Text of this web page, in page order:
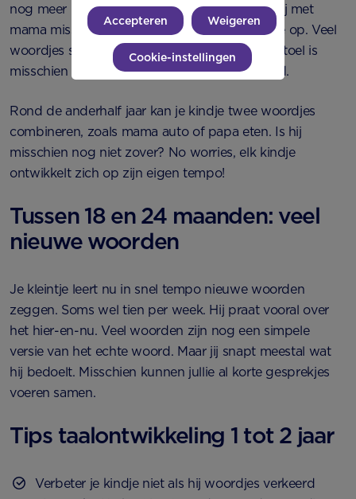
nog meer betekenissen hebben. Zo bedoelt hij met
mama misschien daar is mama of mama til me op. Veel
woordjes spreekt je kleine nog niet goed uit: stoel is
misschien nog toel en een hond noemt hij hod.
Rond de anderhalf jaar kan je kindje twee woordjes
combineren, zoals mama auto of papa eten. Is hij
misschien nog niet zover? No worries, elk kindje
ontwikkelt zich op zijn eigen tempo!
Tussen 18 en 24 maanden: veel
nieuwe woorden
Je kleintje leert nu in snel tempo nieuwe woorden
zeggen. Soms wel tien per week. Hij praat vooral over
het hier-en-nu. Veel woorden zijn nog een simpele
versie van het echte woord. Maar jij snapt meestal wat
hij bedoelt. Misschien kunnen jullie al korte gesprekjes
voeren samen.
Tips taalontwikkeling 1 tot 2 jaar
Verbeter je kindje niet als hij woordjes verkeerd
Accepteren Weigeren
Cookie-instellingen